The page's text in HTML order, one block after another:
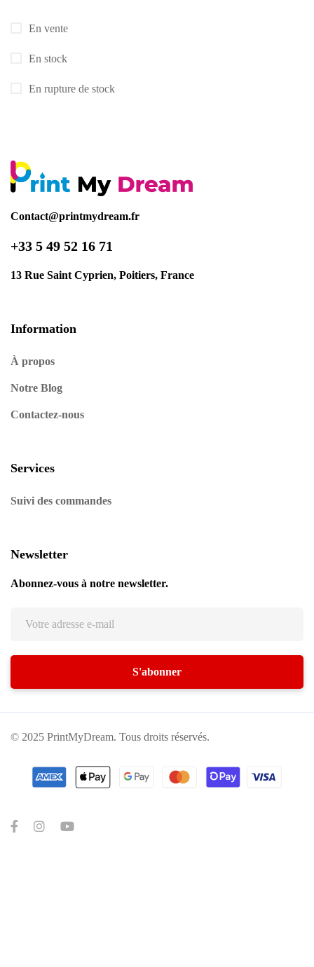
En vente
En stock
En rupture de stock
Contact@printmydream.fr
+33 5 49 52 16 71
13 Rue Saint Cyprien, Poitiers, France
Information
À propos
Notre Blog
Contactez-nous
Services
Suivi des commandes
Newsletter
Abonnez-vous à notre newsletter.
© 2025 PrintMyDream. Tous droits réservés.